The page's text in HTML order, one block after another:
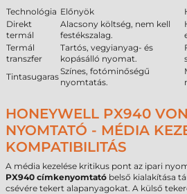
Technológia Előnyök
Direkt
termál
Alacsony költség, nem kell
festékszalag.
Termál
transzfer
Tartós, vegyianyag- és
kopásálló nyomat.
Tintasugaras
Színes, fotóminőségű
nyomtatás.
HONEYWELL PX940
NYOMTATÓ - MÉDIA
KOMPATIBILITÁS
A média kezelése kritikus pont az ipari
PX940 címkenyomtató belső kialakítása
csévére tekert alapanyagokat. A külső